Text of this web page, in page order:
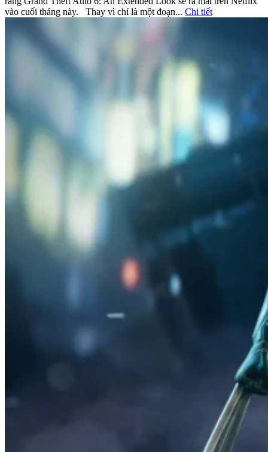
vào cuối tháng này. Thay vì chỉ là một đoạn... Chi tiết